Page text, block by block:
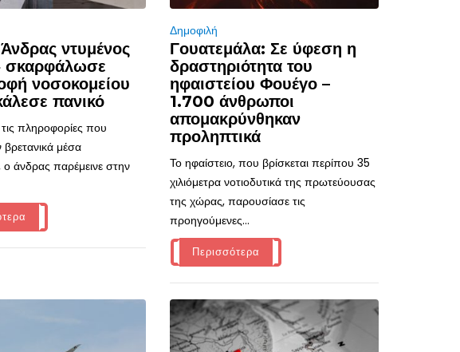
ντυμένος
σκαρφάλωσε
νοσοκομείου
πανικό
πληροφορίες που
μέσα
άνδρας παρέμεινε στην
Δημοφιλή
Γουατεμάλα: Σε ύφεση η
δραστηριότητα του
ηφαιστείου Φουέγο –
1.700 άνθρωποι
απομακρύνθηκαν
προληπτικά
Το ηφαίστειο, που βρίσκεται περίπου 35
χιλιόμετρα νοτιοδυτικά της πρωτεύουσας
της χώρας, παρουσίασε τις
προηγούμενες...
Περισσότερα